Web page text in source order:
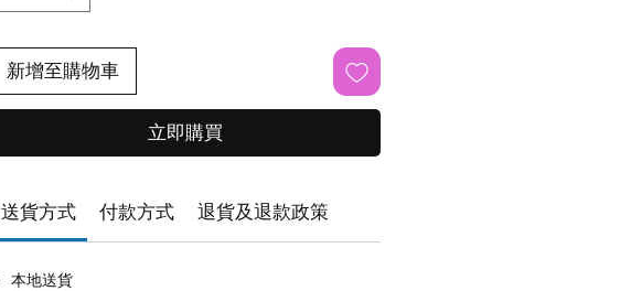
新增至購物車
立即購買
送貨方式 付款方式 退貨及退款政策
本地送貨